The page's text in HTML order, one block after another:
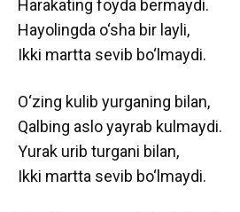
Harakating foyda bermaydi.
Hayolingda o‘sha bir layli,
Ikki martta sevib bo‘lmaydi.
O‘zing kulib yurganing bilan,
Qalbing aslo yayrab kulmaydi.
Yurak urib turgani bilan,
Ikki martta sevib bo‘lmaydi.